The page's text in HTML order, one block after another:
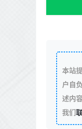
本站
户自
述内
我们